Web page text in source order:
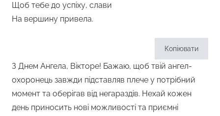
Щоб тебе до успіху, слави
На вершину привела.
Копіювати
З Днем Ангела, Вікторе! Бажаю, щоб твій ангел-
охоронець завжди підставляв плече у потрібний
момент та оберігав від негараздів. Нехай кожен
день приносить нові можливості та приємні